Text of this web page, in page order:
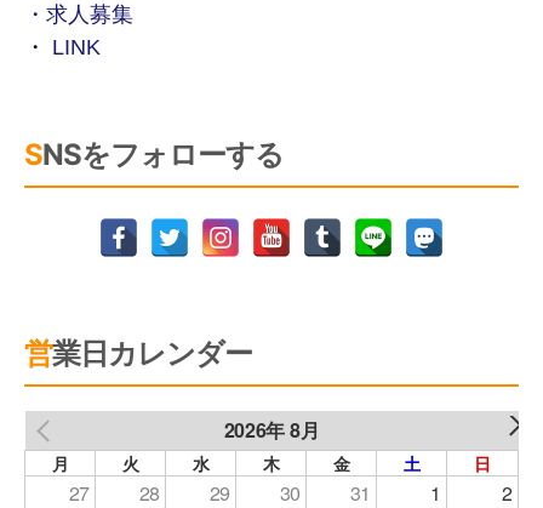
・求人募集
・ LINK
SNSをフォローする
営業日カレンダー
2026年 8月
月 火 水 木 金 土 日
27 28 29 30 31 1 2